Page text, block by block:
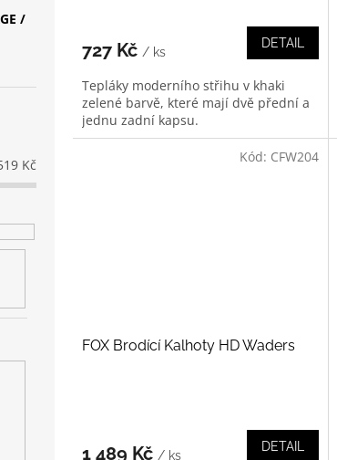
/
Kč
727 Kč / ks
DETAIL
Tepláky moderního střihu v khaki
zelené barvě, které mají dvě přední a
jednu zadní kapsu.
FOX Brodící Kalhoty HD Waders
1 489 Kč / ks
DETAIL
Kód: CFW204